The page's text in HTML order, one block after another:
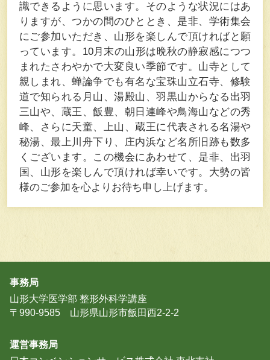
識できるように思います。そのような状況にはあ
りますが、つかの間のひととき、是非、学術集会
にご参加いただき、山形を楽しんで頂ければと願
っています。10月末の山形は晩秋の静寂感につつ
まれたさわやかで大変良い季節です。山寺として
親しまれ、蝉論争でも有名な宝珠山立石寺、修験
道で知られる月山、湯殿山、羽黒山からなる出羽
三山や、蔵王、飯豊、朝日連峰や鳥海山などの秀
峰、さらに天童、上山、蔵王に代表される名湯や
秘湯、最上川舟下り、庄内浜など名所旧跡も数多
くございます。この機会にあわせて、是非、出羽
国、山形を楽しんで頂ければ幸いです。大勢の皆
様のご参加を心よりお待ち申し上げます。
事務局
山形大学医学部 整形外科学講座
〒990-9585 山形県山形市飯田西2-2-2
運営事務局